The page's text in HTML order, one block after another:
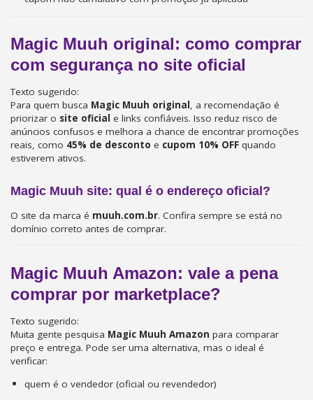
Magic Muuh original: como comprar
com segurança no site oficial
Texto sugerido:
Para quem busca Magic Muuh original , a recomendação é
priorizar o site oficial e links confiáveis. Isso reduz risco de
anúncios confusos e melhora a chance de encontrar promoções
reais, como 45% de desconto e cupom 10% OFF quando
estiverem ativos.
Magic Muuh site: qual é o endereço oficial?
O site da marca é muuh.com.br. Confira sempre se está no
domínio correto antes de comprar.
Magic Muuh Amazon: vale a pena
comprar por marketplace?
Texto sugerido:
Muita gente pesquisa Magic Muuh Amazon para comparar
preço e entrega. Pode ser uma alternativa, mas o ideal é
verificar:
quem é o vendedor (oficial ou revendedor)